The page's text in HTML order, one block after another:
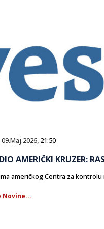
09.Maj.2026, 21:50
AMERIČKI KRUZER:
američkog Centra za
Novine...